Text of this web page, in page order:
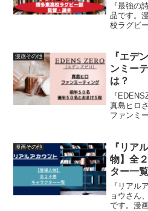
『最強の
品です。
校ラグビ
漫画その他
『エデ
ンミー
は？
『
真島ヒロ
ファンミ
しく紹介
漫画その他
『リア
物】全
ター一覧
『リアル
ョウさん
です。漫